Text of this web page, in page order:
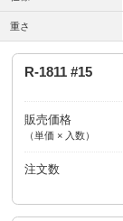
重さ
R-1811 #15
販売価格
（単価 × 入数）
注文数